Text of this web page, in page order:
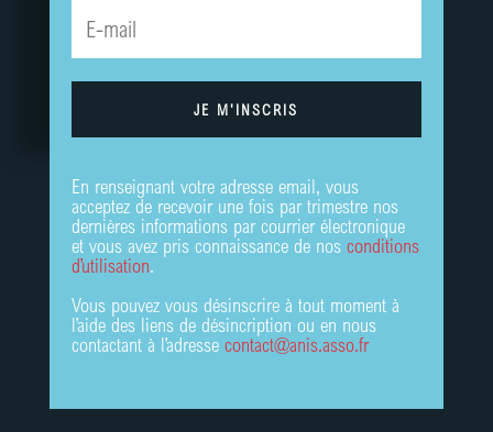
JE M'INSCRIS
En renseignant votre adresse email, vous
acceptez de recevoir une fois par trimestre nos
dernières informations par courrier électronique
et vous avez pris connaissance de nos conditions
d’utilisation.
Vous pouvez vous désinscrire à tout moment à
l’aide des liens de désincription ou en nous
contactant à l’adresse contact@anis.asso.fr